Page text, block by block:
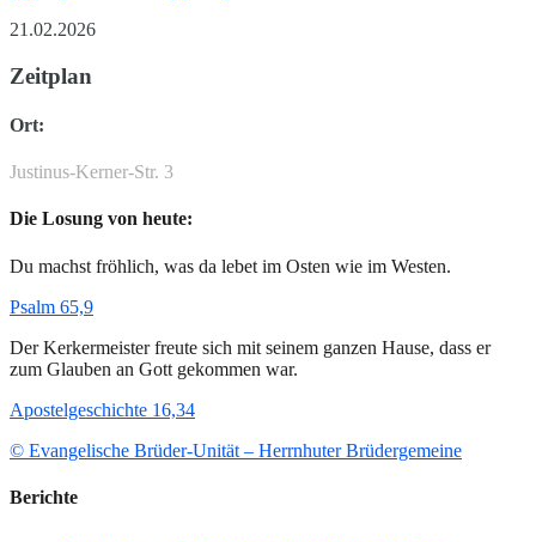
21.02.2026
Zeitplan
Ort:
Justinus-Kerner-Str. 3
Die Losung von heute:
Du machst fröhlich, was da lebet im Osten wie im Westen.
Psalm 65,9
Der Kerkermeister freute sich mit seinem ganzen Hause, dass er
zum Glauben an Gott gekommen war.
Apostelgeschichte 16,34
© Evangelische Brüder-Unität – Herrnhuter Brüdergemeine
Berichte